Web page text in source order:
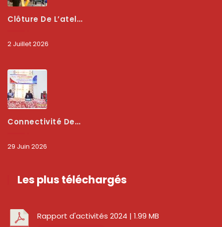
Clôture De L’atelier National : L’ARCEP Et Les Collectivités Territoriales Consolident Leur Partenariat Pour Booster La Qualité Des Services Numériques
2 Juillet 2026
Connectivité Des Territoires : L’ARCEP Et Les Collectivités Territoriales Scellent Un Pacte Stratégique À Bobo-Dioulasso Pour Booster La Qualité Des Réseaux
29 Juin 2026
Les plus téléchargés
Rapport d'activités 2024 | 1.99 MB